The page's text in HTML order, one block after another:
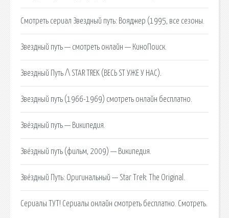
Смотреть сериал Звездный путь: Вояджер (1995, все сезоны.
Звездный путь — смотреть онлайн — КиноПоиск.
Звездный Путь /\ STAR TREK (ВЕСЬ ST УЖЕ У НАС).
Звездный путь (1966-1969) смотреть онлайн бесплатно.
Звёздный путь — Википедия.
Звёздный путь (фильм, 2009) — Википедия.
Звёздный Путь: Оригинальный — Star Trek: The Original.
Сериалы ТУТ! Сериалы онлайн смотреть бесплатно. Смотреть.